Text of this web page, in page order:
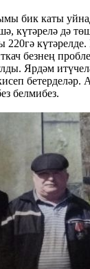
бик каты
күтәрелә дә
220гә
безнең
Ярдәм
белмибез.